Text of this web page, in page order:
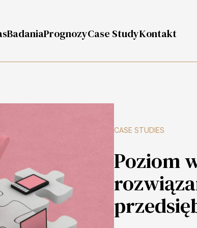
BadaniaPrognozyCase StudyKontakt
CASE STUDIES
Poziom